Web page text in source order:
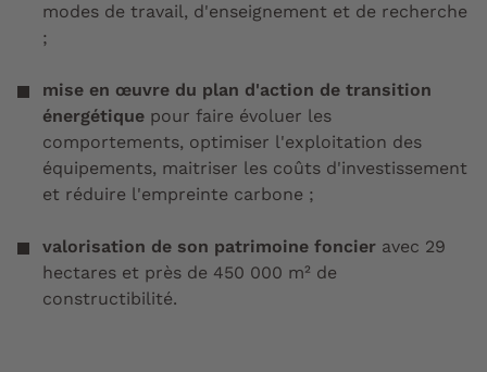
modes de travail, d'enseignement et de recherche
;
mise en œuvre du plan d'action de transition
énergétique pour faire évoluer les
comportements, optimiser l'exploitation des
équipements, maitriser les coûts d'investissement
et réduire l'empreinte carbone ;
valorisation de son patrimoine foncier avec 29
hectares et près de 450 000 m² de
constructibilité.